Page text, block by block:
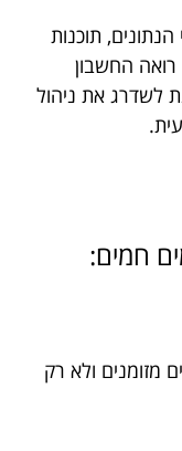
תוכנות
רואה החשבון
לשדרג את ניהול
חמים:
מזומנים ולא רק